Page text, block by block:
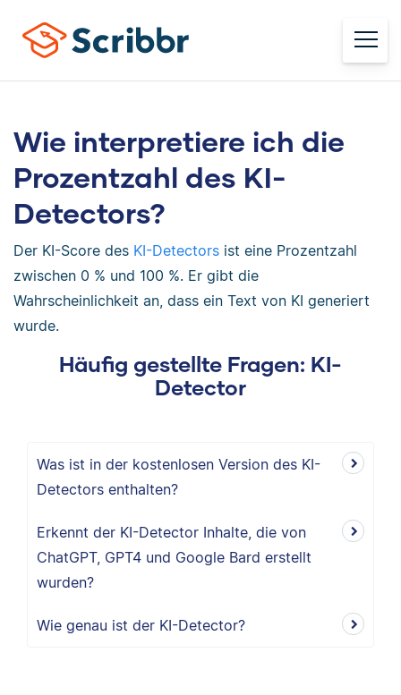
Wie interpretiere ich die
Prozentzahl des KI-
Detectors?
Der KI-Score des KI-Detectors ist eine Prozentzahl
zwischen 0 % und 100 %. Er gibt die
Wahrscheinlichkeit an, dass ein Text von KI generiert
wurde.
Häufig gestellte Fragen: KI-
Detector
Was ist in der kostenlosen Version des KI-
Detectors enthalten?
Erkennt der KI-Detector Inhalte, die von
ChatGPT, GPT4 und Google Bard erstellt
wurden?
Wie genau ist der KI-Detector?